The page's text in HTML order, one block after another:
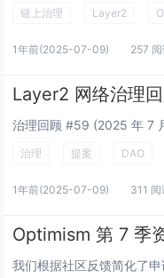
链上治理 Layer2
1年前(2025-07-09) 257 阅
Layer2 网络治理
治理 提案 DAO
1年前(2025-07-09) 311 阅
Optimism 第 7 季